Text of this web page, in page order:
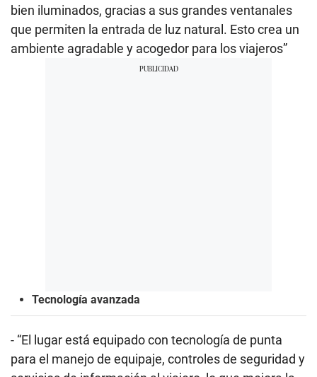
bien iluminados, gracias a sus grandes ventanales
que permiten la entrada de luz natural. Esto crea un
ambiente agradable y acogedor para los viajeros”
Tecnología avanzada
- “El lugar está equipado con tecnología de punta
para el manejo de equipaje, controles de seguridad y